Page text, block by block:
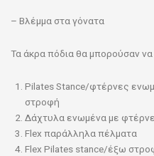
– Βλέμμα στα γόνατα
Τα άκρα πόδια θα μπορούσαν να
Pilates Stance/φτέρνες
στροφή
Δάχτυλα ενωμένα με
Flex παράλληλα πέλματα
Flex Pilates stance/έξω